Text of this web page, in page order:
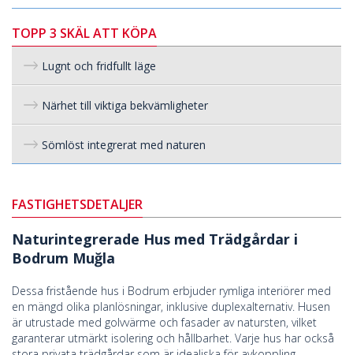
TOPP 3 SKÄL ATT KÖPA
Lugnt och fridfullt läge
Närhet till viktiga bekvämligheter
Sömlöst integrerat med naturen
FASTIGHETSDETALJER
Naturintegrerade Hus med Trädgårdar i
Bodrum Muğla
Dessa fristående hus i Bodrum erbjuder rymliga interiörer med
en mängd olika planlösningar, inklusive duplexalternativ. Husen
är utrustade med golvvärme och fasader av natursten, vilket
garanterar utmärkt isolering och hållbarhet. Varje hus har också